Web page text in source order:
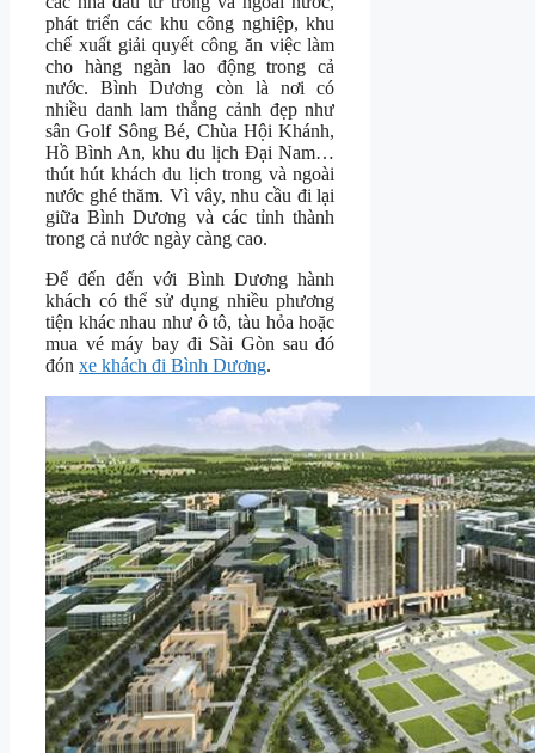
phát triển các khu công nghiệp, khu
chế xuất giải quyết công ăn việc làm
cho hàng ngàn lao động trong cả
nước. Bình Dương còn là nơi có
nhiều danh lam thắng cảnh đẹp như
sân Golf Sông Bé, Chùa Hội Khánh,
Hồ Bình An, khu du lịch Đại Nam…
thút hút khách du lịch trong và ngoài
nước ghé thăm. Vì vây, nhu cầu đi lại
giữa Bình Dương và các tỉnh thành
trong cả nước ngày càng cao.
Để đến đến với Bình Dương hành
khách có thể sử dụng nhiều phương
tiện khác nhau như ô tô, tàu hỏa hoặc
mua vé máy bay đi Sài Gòn sau đó
đón xe khách đi Bình Dương.